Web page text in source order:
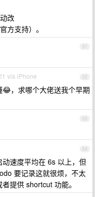
改
方支持）。
51
52
via iPhone
，求哪个大佬送我个早期
53
54
速度平均在 6s 以上，但
要记录这就很烦，不太
提供 shortcut 功能。